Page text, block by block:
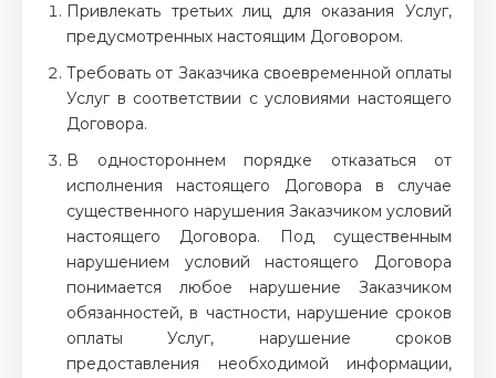
Привлекать третьих лиц для оказания Услуг,
предусмотренных настоящим Договором.
Требовать от Заказчика своевременной оплаты
Услуг в соответствии с условиями настоящего
Договора.
В одностороннем порядке отказаться от
исполнения настоящего Договора в случае
существенного нарушения Заказчиком условий
настоящего Договора. Под существенным
нарушением условий настоящего Договора
понимается любое нарушение Заказчиком
обязанностей, в частности, нарушение сроков
оплаты Услуг, нарушение сроков
предоставления необходимой информации,